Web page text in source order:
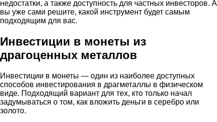
недостатки, а также доступность для частных инвесторов. А
вы уже сами решите, какой инструмент будет самым
подходящим для вас.
Инвестиции в монеты из
драгоценных металлов
Инвестиции в монеты — один из наиболее доступных
способов инвестирования в драгметаллы в физическом
виде. Подходящий вариант для тех, кто только начал
задумываться о том, как вложить деньги в серебро или
золото.